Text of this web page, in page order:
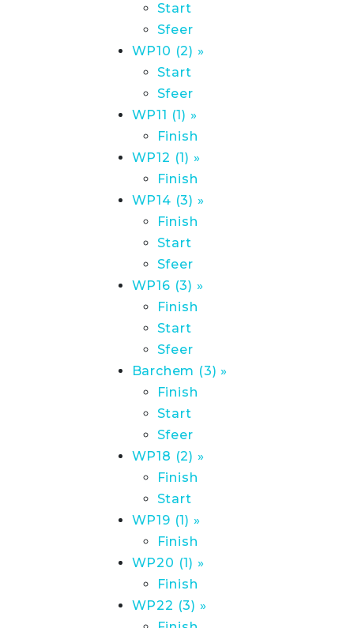
Start
Sfeer
WP10 (2) »
Start
Sfeer
WP11 (1) »
Finish
WP12 (1) »
Finish
WP14 (3) »
Finish
Start
Sfeer
WP16 (3) »
Finish
Start
Sfeer
Barchem (3) »
Finish
Start
Sfeer
WP18 (2) »
Finish
Start
WP19 (1) »
Finish
WP20 (1) »
Finish
WP22 (3) »